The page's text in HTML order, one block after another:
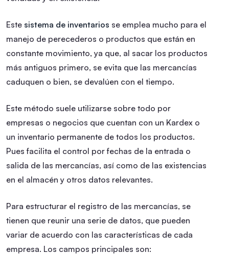
Este sistema de inventarios se emplea mucho para el
manejo de perecederos o productos que están en
constante movimiento, ya que, al sacar los productos
más antiguos primero, se evita que las mercancías
caduquen o bien, se devalúen con el tiempo.
Este método suele utilizarse sobre todo por
empresas o negocios que cuentan con un Kardex o
un inventario permanente de todos los productos.
Pues facilita el control por fechas de la entrada o
salida de las mercancías, así como de las existencias
en el almacén y otros datos relevantes.
Para estructurar el registro de las mercancías, se
tienen que reunir una serie de datos, que pueden
variar de acuerdo con las características de cada
empresa. Los campos principales son: